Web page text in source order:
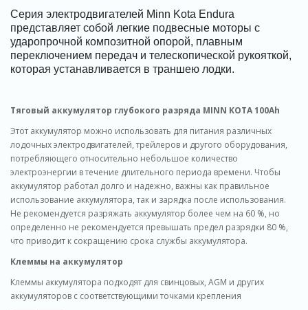
Серия электродвигателей Minn Kota Endura
представляет собой легкие подвесные моторы с
ударопрочной композитной опорой, плавным
переключением передач и телескопической рукояткой,
которая устанавливается в траншею лодки.
Тяговый аккумулятор глубокого разряда MINN KOTA 100Ah
Этот аккумулятор можно использовать для питания различных
лодочных электродвигателей, трейлеров и другого оборудования,
потребляющего относительно небольшое количество
электроэнергии в течение длительного периода времени. Чтобы
аккумулятор работал долго и надежно, важны как правильное
использование аккумулятора, так и зарядка после использования.
Не рекомендуется разряжать аккумулятор более чем на 60 %, но
определенно не рекомендуется превышать предел разрядки 80 %,
что приводит к сокращению срока службы аккумулятора.
Клеммы на аккумулятор
Клеммы аккумулятора подходят для свинцовых, AGM и других
аккумуляторов с соответствующими точками крепления